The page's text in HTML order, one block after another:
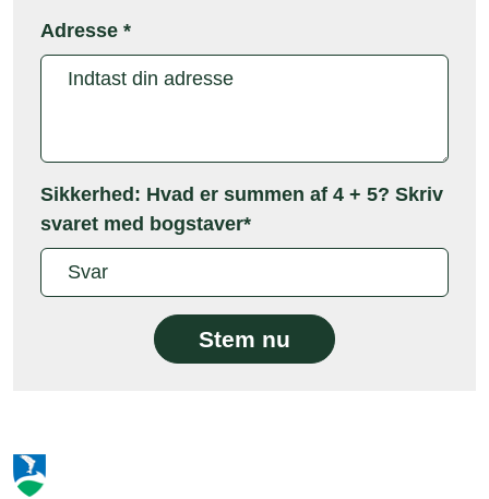
Adresse *
Sikkerhed: Hvad er summen af 4 + 5? Skriv
svaret med bogstaver*
Stem nu